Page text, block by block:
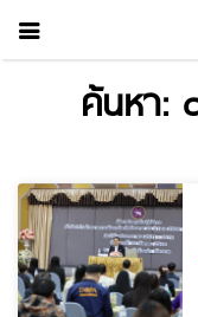
ค้นหา: